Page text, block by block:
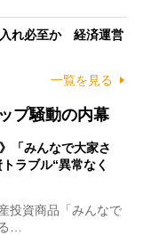
入れ必至か 経済運営
一覧を見る
プ騒動の内幕
「みんなで大家さ
ラブル“異常なく
投資商品「みんなで
…